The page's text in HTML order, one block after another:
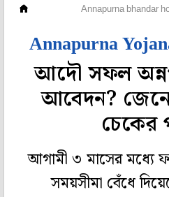
Annapurna bhandar
Annapurna
আদৌ সফল
আবেদন? জেনে
চেকের
আগামী ৩ মাসের মধ্যে
সময়সীমা বেঁধে